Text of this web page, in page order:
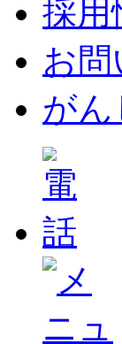
採用
お
が